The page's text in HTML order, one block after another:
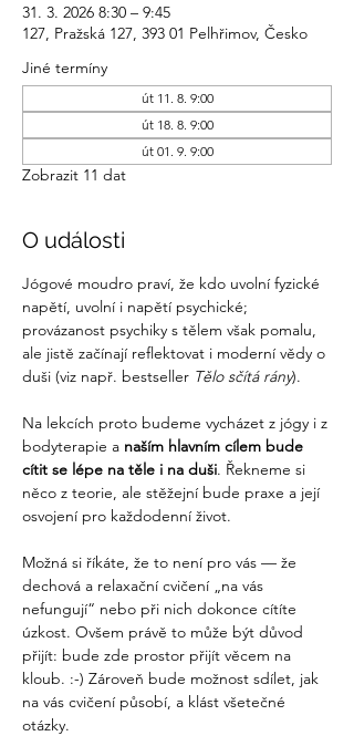
31. 3. 2026 8:30 – 9:45
127, Pražská 127, 393 01 Pelhřimov, Česko
Jiné termíny
út 11. 8. 9:00
út 18. 8. 9:00
út 01. 9. 9:00
Zobrazit 11 dat
O události
Jógové moudro praví, že kdo uvolní fyzické
napětí, uvolní i napětí psychické;
provázanost psychiky s tělem však pomalu,
ale jistě začínají reflektovat i moderní vědy o
duši (viz např. bestseller Tělo sčítá rány).
Na lekcích proto budeme vycházet z jógy i z
bodyterapie a naším hlavním cílem bude
cítit se lépe na těle i na duši. Řekneme si
něco z teorie, ale stěžejní bude praxe a její
osvojení pro každodenní život.
Možná si říkáte, že to není pro vás — že
dechová a relaxační cvičení „na vás
nefungují“ nebo při nich dokonce cítíte
úzkost. Ovšem právě to může být důvod
přijít: bude zde prostor přijít věcem na
kloub. :-) Zároveň bude možnost sdílet, jak
na vás cvičení působí, a klást všetečné
otázky.